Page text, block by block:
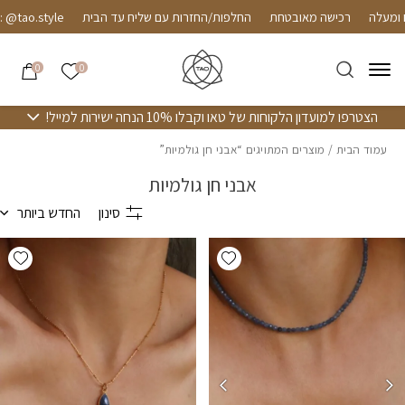
Skip to Content רכישה מאובטחת החלפות/החזרות עם שליח עד הבית
0 הרשימה
0
הצטרפו למועדון הלקוחות של טאו וקבלו 10% הנחה ישירות למייל!
עמוד הבית / מוצרים המתויגים “אבני חן גולמיות”
אבני חן גולמיות
סינון החדש ביותר
Add wishlist
בחזרה למעלה